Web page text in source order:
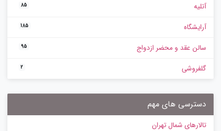
آتلیه 85
آرایشگاه 185
سالن عقد و محضر ازدواج 95
گلفروشی 2
دسترسی های مهم
تالارهای شمال تهران